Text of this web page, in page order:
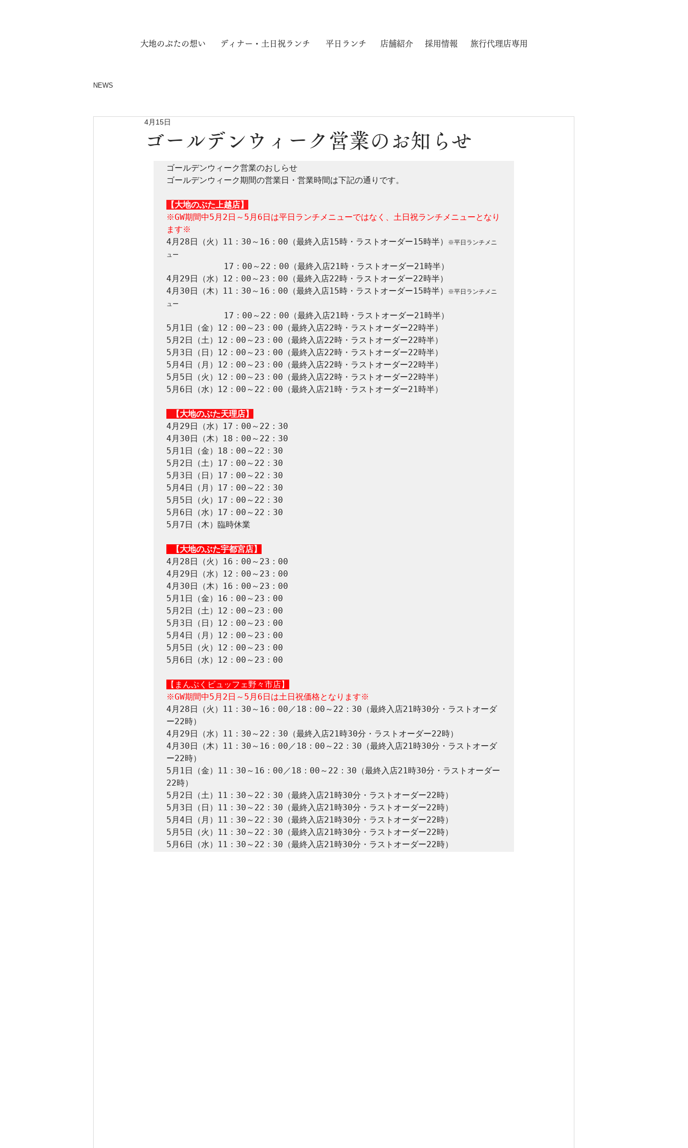
​大地のぶたの想い ディナー・土日祝ランチ 平日ランチ 店舗紹介 採用情報 旅行代理店専用
NEWS
ゴールデンウィーク営業のお知らせ
4月15日
ゴールデンウィーク営業のおしらせ
ゴールデンウィーク期間の営業日・営業時間は下記の通りです。
【大地のぶた上越店】
※GW期間中5月2日～5月6日は平日ランチメニューではなく、土日祝ランチメニューとなり
ます※
4月28日（火）11：30～16：00（最終入店15時・ラストオーダー15時半）
※平日ランチメニ
ュー
17：00～22：00（最終入店21時・ラストオーダー21時半）
4月29日（水）12：00～23：00（最終入店22時・ラストオーダー22時半）
4月30日（木）11：30～16：00（最終入店15時・ラストオーダー15時半）
※平日ランチメニ
ュー
17：00～22：00（最終入店21時・ラストオーダー21時半）
5月1日（金）12：00～23：00（最終入店22時・ラストオーダー22時半）
5月2日（土）12：00～23：00（最終入店22時・ラストオーダー22時半）
5月3日（日）12：00～23：00（最終入店22時・ラストオーダー22時半）
5月4日（月）12：00～23：00（最終入店22時・ラストオーダー22時半）
5月5日（火）12：00～23：00（最終入店22時・ラストオーダー22時半）
5月6日（水）12：00～22：00（最終入店21時・ラストオーダー21時半）
【大地のぶた天理店】
4月29日（水）17：00～22：30
4月30日（木）18：00～22：30
5月1日（金）18：00～22：30
5月2日（土）17：00～22：30
5月3日（日）17：00～22：30
5月4日（月）17：00～22：30
5月5日（火）17：00～22：30
5月6日（水）17：00～22：30
5月7日（木）臨時休業
【大地のぶた宇都宮店】
4月28日（火）16：00～23：00
4月29日（水）12：00～23：00
4月30日（木）16：00～23：00
5月1日（金）16：00～23：00
5月2日（土）12：00～23：00
5月3日（日）12：00～23：00
5月4日（月）12：00～23：00
5月5日（火）12：00～23：00
5月6日（水）12：00～23：00
【まんぷくビュッフェ野々市店】
※GW期間中5月2日～5月6日は土日祝価格となります※
4月28日（火）11：30～16：00／18：00～22：30（最終入店21時30分・ラストオーダ
ー22時）
4月29日（水）11：30～22：30（最終入店21時30分・ラストオーダー22時）
4月30日（木）11：30～16：00／18：00～22：30（最終入店21時30分・ラストオーダ
ー22時）
5月1日（金）11：30～16：00／18：00～22：30（最終入店21時30分・ラストオーダー
22時）
5月2日（土）11：30～22：30（最終入店21時30分・ラストオーダー22時）
5月3日（日）11：30～22：30（最終入店21時30分・ラストオーダー22時）
5月4日（月）11：30～22：30（最終入店21時30分・ラストオーダー22時）
5月5日（火）11：30～22：30（最終入店21時30分・ラストオーダー22時）
5月6日（水）11：30～22：30（最終入店21時30分・ラストオーダー22時）